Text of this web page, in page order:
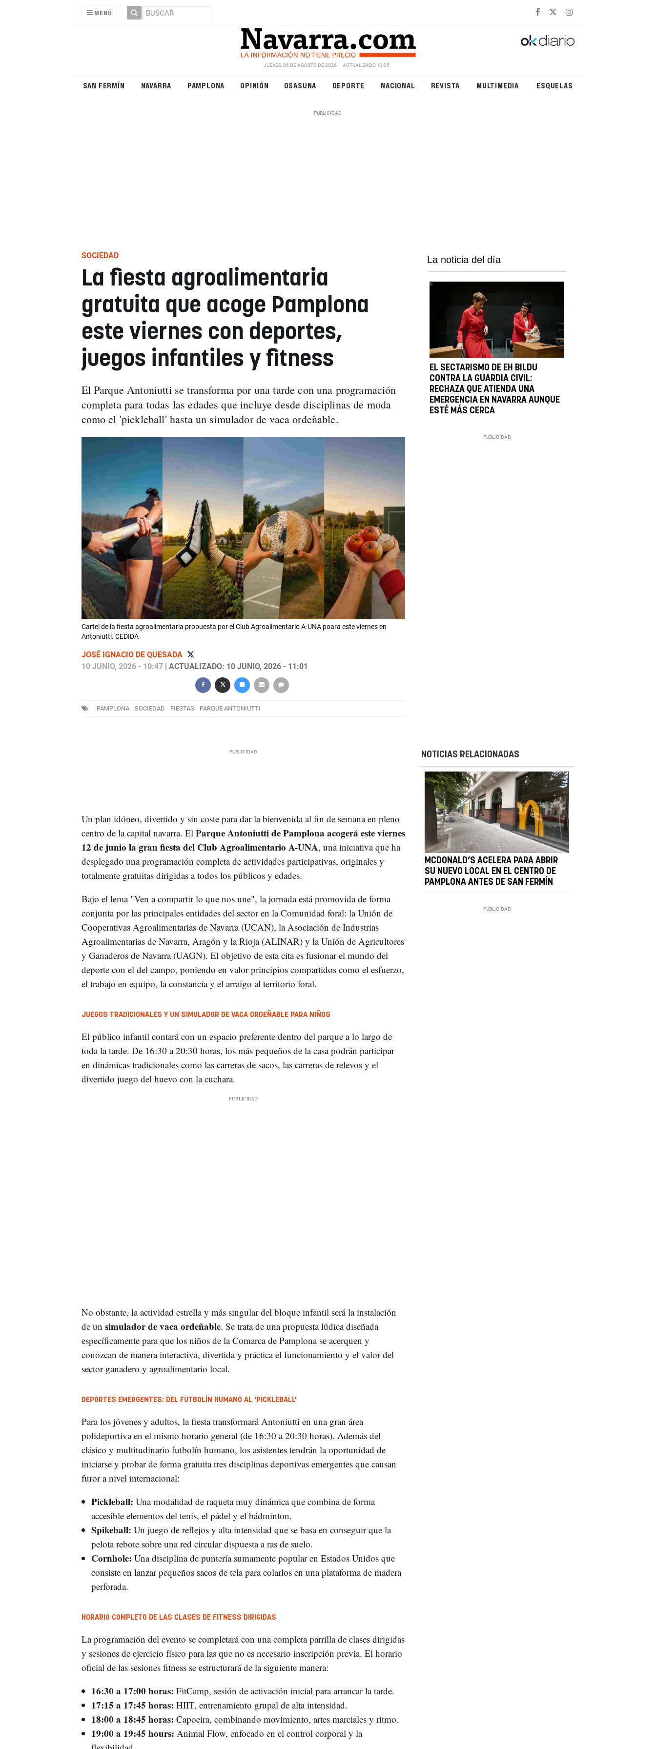
MENÚ
JUEVES, 06 DE AGOSTO DE 2026 ACTUALIZADO 13:05
SAN FERMÍN NAVARRA PAMPLONA OPINIÓN OSASUNA DEPORTE NACIONAL REVISTA MULTIMEDIA ESQUELAS
SOCIEDAD
La fiesta agroalimentaria
gratuita que acoge Pamplona
este viernes con deportes,
juegos infantiles y fitness
El Parque Antoniutti se transforma por una tarde con una programación
completa para todas las edades que incluye desde disciplinas de moda
como el 'pickleball' hasta un simulador de vaca ordeñable.
Cartel de la fiesta agroalimentaria propuesta por el Club Agroalimentario A-UNA poara este viernes en
Antoniutti. CEDIDA
JOSÉ IGNACIO DE QUESADA
10 JUNIO, 2026 - 10:47| ACTUALIZADO: 10 JUNIO, 2026 - 11:01
PAMPLONA SOCIEDAD FIESTAS PARQUE ANTONIUTTI
La noticia del día
EL SECTARISMO DE EH BILDU
CONTRA LA GUARDIA CIVIL:
RECHAZA QUE ATIENDA UNA
EMERGENCIA EN NAVARRA AUNQUE
ESTÉ MÁS CERCA
Un plan idóneo, divertido y sin coste para dar la bienvenida al fin de semana en pleno
centro de la capital navarra. El Parque Antoniutti de Pamplona acogerá este viernes
12 de junio la gran fiesta del Club Agroalimentario A-UNA, una iniciativa que ha
desplegado una programación completa de actividades participativas, originales y
totalmente gratuitas dirigidas a todos los públicos y edades.
Bajo el lema "Ven a compartir lo que nos une", la jornada está promovida de forma
conjunta por las principales entidades del sector en la Comunidad foral: la Unión de
Cooperativas Agroalimentarias de Navarra (UCAN), la Asociación de Industrias
Agroalimentarias de Navarra, Aragón y la Rioja (ALINAR) y la Unión de Agricultores
y Ganaderos de Navarra (UAGN). El objetivo de esta cita es fusionar el mundo del
deporte con el del campo, poniendo en valor principios compartidos como el esfuerzo,
el trabajo en equipo, la constancia y el arraigo al territorio foral.
JUEGOS TRADICIONALES Y UN SIMULADOR DE VACA ORDEÑABLE PARA NIÑOS
El público infantil contará con un espacio preferente dentro del parque a lo largo de
toda la tarde. De 16:30 a 20:30 horas, los más pequeños de la casa podrán participar
en dinámicas tradicionales como las carreras de sacos, las carreras de relevos y el
divertido juego del huevo con la cuchara.
No obstante, la actividad estrella y más singular del bloque infantil será la instalación
de un simulador de vaca ordeñable. Se trata de una propuesta lúdica diseñada
específicamente para que los niños de la Comarca de Pamplona se acerquen y
conozcan de manera interactiva, divertida y práctica el funcionamiento y el valor del
sector ganadero y agroalimentario local.
DEPORTES EMERGENTES: DEL FUTBOLÍN HUMANO AL 'PICKLEBALL'
Para los jóvenes y adultos, la fiesta transformará Antoniutti en una gran área
polideportiva en el mismo horario general (de 16:30 a 20:30 horas). Además del
clásico y multitudinario futbolín humano, los asistentes tendrán la oportunidad de
iniciarse y probar de forma gratuita tres disciplinas deportivas emergentes que causan
furor a nivel internacional:
Pickleball: Una modalidad de raqueta muy dinámica que combina de forma
accesible elementos del tenis, el pádel y el bádminton.
Spikeball: Un juego de reflejos y alta intensidad que se basa en conseguir que la
pelota rebote sobre una red circular dispuesta a ras de suelo.
Cornhole: Una disciplina de puntería sumamente popular en Estados Unidos que
consiste en lanzar pequeños sacos de tela para colarlos en una plataforma de madera
perforada.
HORARIO COMPLETO DE LAS CLASES DE FITNESS DIRIGIDAS
La programación del evento se completará con una completa parrilla de clases dirigidas
y sesiones de ejercicio físico para las que no es necesario inscripción previa. El horario
oficial de las sesiones fitness se estructurará de la siguiente manera:
16:30 a 17:00 horas: FitCamp, sesión de activación inicial para arrancar la tarde.
17:15 a 17:45 horas: HIIT, entrenamiento grupal de alta intensidad.
18:00 a 18:45 horas: Capoeira, combinando movimiento, artes marciales y ritmo.
19:00 a 19:45 hours: Animal Flow, enfocado en el control corporal y la
NOTICIAS RELACIONADAS
MCDONALD’S ACELERA PARA ABRIR
SU NUEVO LOCAL EN EL CENTRO DE
PAMPLONA ANTES DE SAN FERMÍN